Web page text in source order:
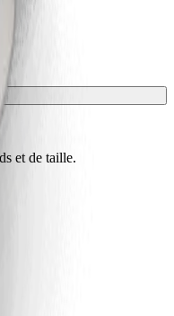
et de taille.